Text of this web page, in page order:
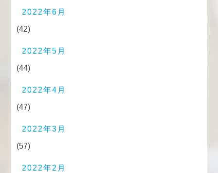
2022年6月
(42)
2022年5月
(44)
2022年4月
(47)
2022年3月
(57)
2022年2月